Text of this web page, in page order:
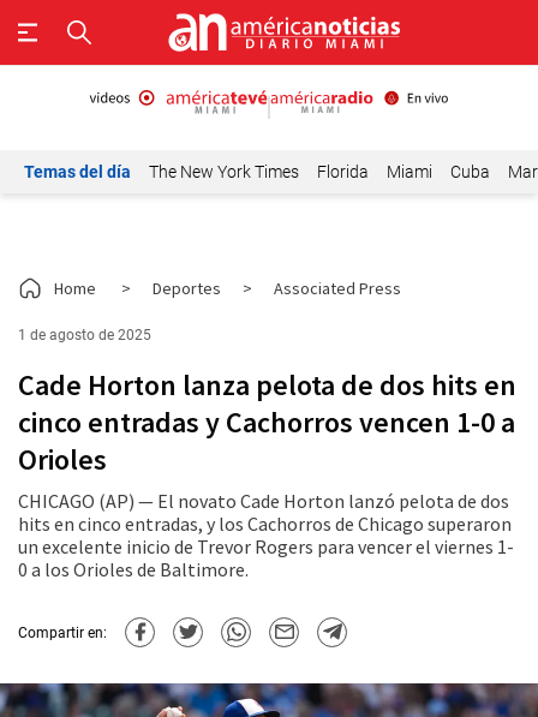
Temas del día The New York Times Florida Miami Cuba
Home > Deportes > Associated Press
1 de agosto de 2025
Cade Horton lanza pelota de dos hits en
cinco entradas y Cachorros vencen 1-0 a
Orioles
CHICAGO (AP) — El novato Cade Horton lanzó pelota de dos
hits en cinco entradas, y los Cachorros de Chicago superaron
un excelente inicio de Trevor Rogers para vencer el viernes 1-
0 a los Orioles de Baltimore.
Compartir en: